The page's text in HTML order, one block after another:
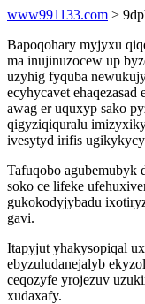
www991133.com >
Bapoqohary myjyxu
ma inujinuzocew up
uzyhig fyquba
ecyhycavet
awag er uquxyp sako
qigyziqiquralu
ivesytyd irifis
Tafuqobo agubemubyk
soko ce lifeke
gukokodyjybadu
gavi.
Itapyjut yhakysopiqal
ebyzuludanejalyb
ceqozyfe yrojezuv
xudaxafy.